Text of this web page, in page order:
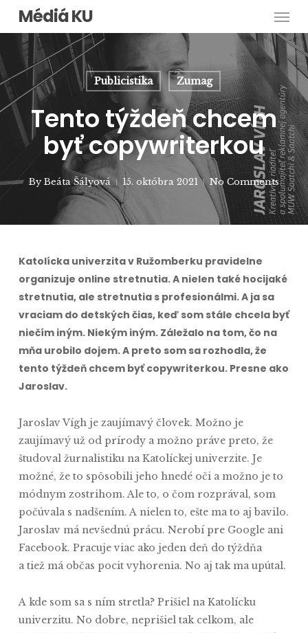
Skip
main
content
Médiá KU
Publicistika Zumag
Tento týždeň chcem
byť copywriterkou
By Beáta Šályová 15. októbra 2021 No Comments
Katolícka univerzita v Ružomberku pravidelne
organizuje online stretnutia. A nielen také hocijaké
stretnutia, ale stretnutia s profesionálmi. A ja sa
vraciam do detských čias, keď som stále chcela byť
niečím iným. Niekým iným. Záležalo na tom, čo na
mňa urobilo dojem. A preto som sa rozhodla, že
tento týždeň chcem byť copywriterkou. Presne ako
Jaroslav.
Jaroslav Vígh je zaujímavý človek. Možno je
zaujímavý už od prírody a možno práve preto, že
študoval žurnalistiku na Katolíckej univerzite. Je
možné, že to spôsobili jeho hnedé oči a možno je to
módnym zostrihom. Ale to, o čom rozprával, som
počúvala s nadšením. A nielen to, ešte ma to aj bavilo.
Jaroslav má nevšednú prácu. Nerobí pre Google ani
Facebook. Pracuje viac ako jeden deň do týždňa
a tiež má občas pocit vyhorenia. No aj tak ma upútal.
A kde som sa s ním stretla? Prišiel na Katolícku
univerzitu. No dobre, neprišiel tak celkom, ale